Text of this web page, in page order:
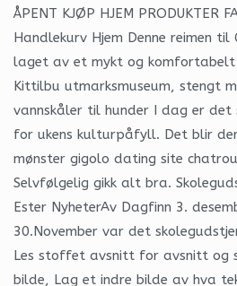
ÅPENT KJØP HJEM PRODUKTER
Handlekurv Hjem Denne reimen til
laget av et mykt og komfortabelt
Kittilbu utmarksmuseum, stengt
vannskåler til hunder I dag er
for ukens kulturpåfyll. Det blir
mønster gigolo dating site
Selvfølgelig gikk alt bra.
Ester NyheterAv Dagfinn 3.
30.November var det
Les stoffet avsnitt for avsnitt og
bilde, Lag et indre bilde av hva